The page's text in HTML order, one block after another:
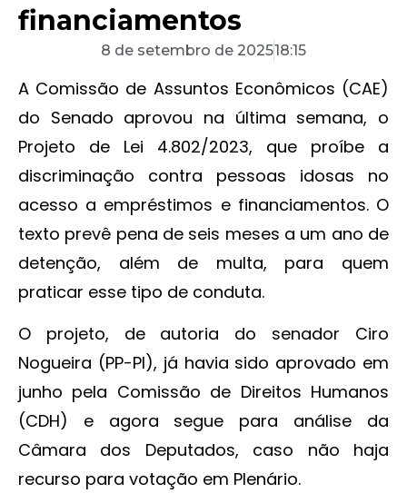
financiamentos
8 de setembro de 202518:15
A Comissão de Assuntos Econômicos (CAE)
do Senado aprovou na última semana, o
Projeto de Lei 4.802/2023, que proíbe a
discriminação contra pessoas idosas no
acesso a empréstimos e financiamentos. O
texto prevê pena de seis meses a um ano de
detenção, além de multa, para quem
praticar esse tipo de conduta.
O projeto, de autoria do senador Ciro
Nogueira (PP-PI), já havia sido aprovado em
junho pela Comissão de Direitos Humanos
(CDH) e agora segue para análise da
Câmara dos Deputados, caso não haja
recurso para votação em Plenário.